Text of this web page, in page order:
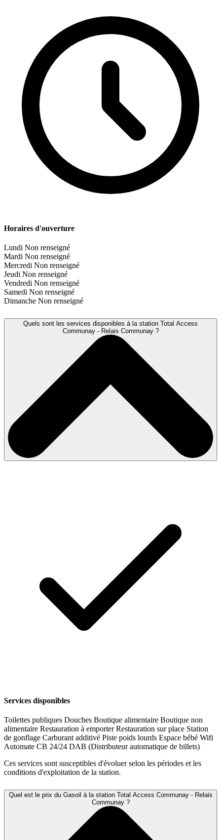
Horaires d'ouverture
Lundi Non renseigné
Mardi Non renseigné
Mercredi Non renseigné
Jeudi Non renseigné
Vendredi Non renseigné
Samedi Non renseigné
Dimanche Non renseigné
Quels sont les services disponibles à la station Total Access
Communay - Relais Communay ?
Services disponibles
Toilettes publiques Douches Boutique alimentaire Boutique non
alimentaire Restauration à emporterRestauration sur place Station
de gonflage Carburant additivé Piste poids lourds Espace bébé Wifi
Automate CB 24/24 DAB (Distributeur automatique de billets)
Ces services sont susceptibles d'évoluer selon les périodes et les
conditions d'exploitation de la station.
Quel est le prix du Gasoil à la station Total Access Communay - Relais
Communay ?